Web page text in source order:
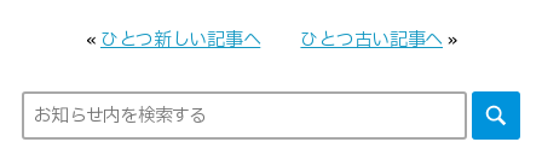
«ひとつ新しい記事へ ひとつ古い記事へ»